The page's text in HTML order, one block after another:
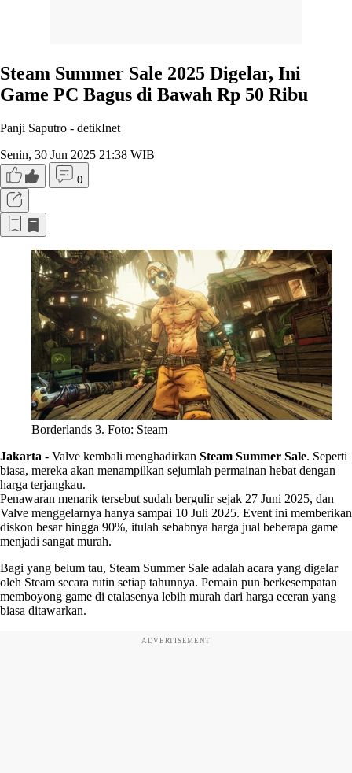
Steam Summer Sale 2025 Digelar, Ini
Game PC Bagus di Bawah Rp 50 Ribu
Panji Saputro - detikInet
Senin, 30 Jun 2025 21:38 WIB
0
Borderlands 3. Foto: Steam
Jakarta - Valve kembali menghadirkan Steam Summer Sale. Seperti
biasa, mereka akan menampilkan sejumlah permainan hebat dengan
harga terjangkau.
Penawaran menarik tersebut sudah bergulir sejak 27 Juni 2025, dan
Valve menggelarnya hanya sampai 10 Juli 2025. Event ini memberikan
diskon besar hingga 90%, itulah sebabnya harga jual beberapa game
menjadi sangat murah.
Bagi yang belum tau, Steam Summer Sale adalah acara yang digelar
oleh Steam secara rutin setiap tahunnya. Pemain pun berkesempatan
memboyong game di etalasenya lebih murah dari harga eceran yang
biasa ditawarkan.
ADVERTISEMENT